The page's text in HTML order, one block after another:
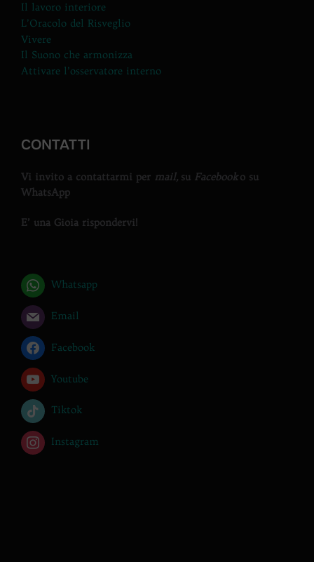
Il lavoro interiore
L’Oracolo del Risveglio
Vivere
Il Suono che armonizza
Attivare l’osservatore interno
CONTATTI
Vi invito a contattarmi per mail, su Facebooko su
WhatsApp
E’ una Gioia rispondervi!
Whatsapp
Email
Facebook
Youtube
Tiktok
Instagram